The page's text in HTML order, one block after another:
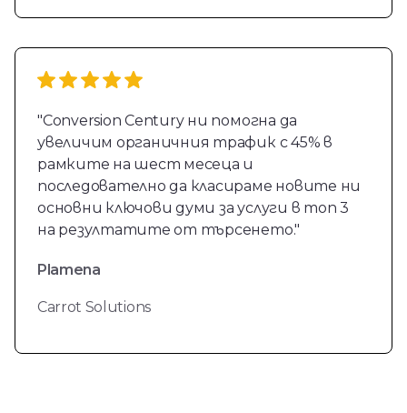
"Conversion Century ни помогна да
увеличим органичния трафик с 45% в
рамките на шест месеца и
последователно да класираме новите ни
основни ключови думи за услуги в топ 3
на резултатите от търсенето."
Plamena
Carrot Solutions